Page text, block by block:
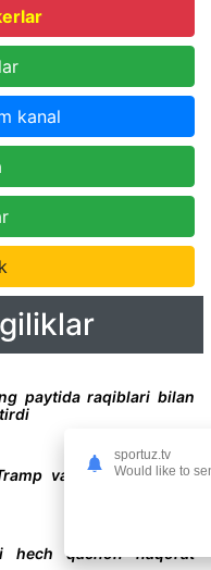
kanal
paytida raqiblari bilan
va Gitler o'rtasida
hech qachon haqorat
sportuz.tv
Would like to